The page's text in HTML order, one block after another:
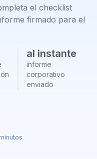
el checklist
firmado para el
al instante
informe
corporativo
enviado